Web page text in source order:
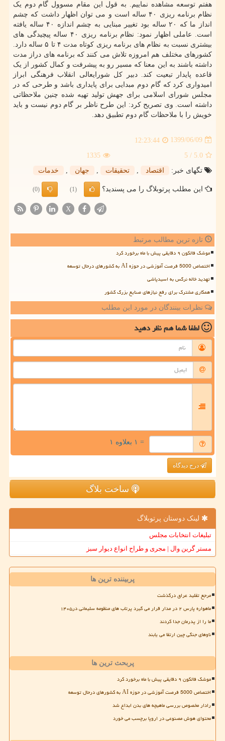
هفتم توسعه مشاهده نماییم. به قول این مقام مسوول گام دوم یک
نظام برنامه ریزی ۴۰ ساله است و می توان اظهار داشت که چشم
انداز ما که ۲۰ ساله بود تغییر مبنایی به چشم اندازه ۴۰ ساله یافته
است. عاملی اظهار نمود: نظام برنامه ریزی ۴۰ ساله پیچیدگی های
بیشتری نسبت به نظام های برنامه ریزی کوتاه مدت ۴ تا ۵ ساله دارد.
کشورهای مختلف هم امروزه تلاش می کنند که برنامه های دراز مدت
داشته باشند به این معنا که مسیر رو به پیشرفت و کمال کشور از یک
قاعده پایدار تبعیت کند. دبیر کل شورایعالی انقلاب فرهنگی ابراز
امیدواری کرد که گام دوم مبدایی برای پایداری باشد و طرحی که در
مجلس شورای اسلامی برای جهش تولید تهیه شده چنین ملاحظاتی
داشته است. وی تصریح کرد: این طرح ناظر بر گام دوم نیست و باید
خویش را با ملاحظات گام دوم تطبیق دهد.
1399/06/09
12:23:44
5.0
/ 5
1335
تگهای خبر:
اقتصاد تحقیقات جهان خدمات
این مطلب پرتوبلاگ را می پسندید؟ (1)
(0)
X
تازه ترین مطالب مرتبط
موشک فالکون ۹ دقایقی پیش با ماه برخورد کرد
اختصاص 5000 فرصت آموزشی در حوزه AI به کشورهای درحال توسعه
تهدید خاله نرگس به اسیدپاشی
همکاری مشترک برای رفع نیازهای صنایع بزرگ کشور
نظرات بینندگان در مورد این مطلب
لطفا شما همنظر دهید
= ۱ بعلاوه ۱
درج دیدگاه
ساخت بلاگ
لینک دوستان پرتوبلاگ
تبلیغات انتخابات مجلس
مستر گرین وال | مجری و طراح انواع دیوار سبز
پربیننده ترین ها
مرجع تقلید عراق درگذشت
ماهواره پارس ۲ در مدار قرار می گیرد پرتاب های منظومه سلیمانی در۱۴۰۵
ما را از پدرمان جدا کردند
ناوهای جنگی چین ارتقا می یابند
پربحث ترین ها
موشک فالکون ۹ دقایقی پیش با ماه برخورد کرد
اختصاص 5000 فرصت آموزشی در حوزه AI به کشورهای درحال توسعه
رادار مخصوص بررسی ماهیچه های بدن ابداع شد
محتوای هوش مصنوعی در اروپا برچسب می خورد